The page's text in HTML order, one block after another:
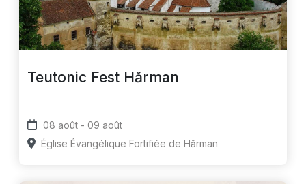
Teutonic Fest Hărman
08 août - 09 août
Église Évangélique Fortifiée de Hărman